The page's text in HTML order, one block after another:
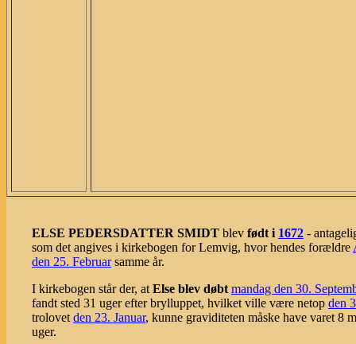
ELSE PEDERSDATTER SMIDT blev født i 1672 -
som det angives i kirkebogen for Lemvig, hvor hendes forældre
den 25. Februarsamme år.
I kirkebogen står der, at Else blev døbt mandag den 30.
fandt sted 31 uger efter brylluppet, hvilket ville være netop den
trolovet den 23. Januar, kunne graviditeten måske have varet 8
uger.